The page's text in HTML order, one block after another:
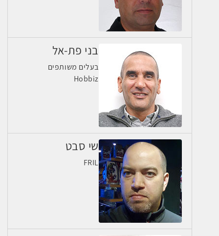
בני פת-אל
בעלים משותפים
Hobbiz
שי סבט
FRIL